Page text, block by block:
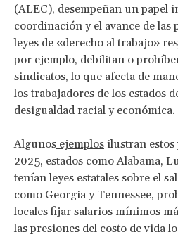
(ALEC), desempeñan un papel
coordinación y el avance de las
leyes de «derecho al trabajo»
por ejemplo, debilitan o
sindicatos, lo que afecta de
los trabajadores de los estados
desigualdad racial y económica.
Algunos ejemplos ilustran estos
2025, estados como Alabama,
tenían leyes estatales sobre el
como Georgia y Tennessee,
locales fijar salarios mínimos
las presiones del costo de vida